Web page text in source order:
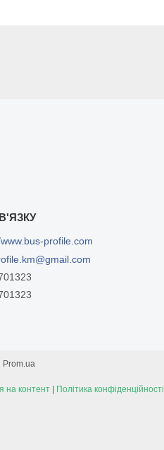
profile.com
Prom.ua
на контент
Політика конфіденційності